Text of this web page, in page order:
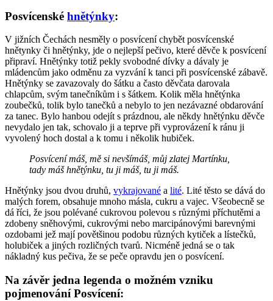
Posvícenské hnětýnky:
V jižních Čechách nesměly o posvícení chybět posvícenské
hnětynky či hnětýnky, jde o nejlepší pečivo, které děvče k posvícení
připraví. Hnětýnky totiž pekly svobodné dívky a dávaly je
mládencům jako odměnu za vyzvání k tanci při posvícenské zábavě.
Hnětýnky se zavazovaly do šátku a často děvčata darovala
chlapcům, svým tanečníkům i s šátkem. Kolik měla hnětýnka
zoubečků, tolik bylo tanečků a nebylo to jen nezávazné obdarování
za tanec. Bylo hanbou odejít s prázdnou, ale někdy hnětýnku děvče
nevydalo jen tak, schovalo ji a teprve při vyprovázení k ránu ji
vyvolený hoch dostal a k tomu i několik hubiček.
Posvícení máš, mě si nevšímáš, můj zlatej Martínku,
tady máš hnětýnku, tu ji máš, tu ji máš.
Hnětýnky jsou dvou druhů, vykrajované a lité. Lité těsto se dává do
malých forem, obsahuje mnoho másla, cukru a vajec. Všeobecně se
dá říci, že jsou polévané cukrovou polevou s různými příchutěmi a
zdobeny sněhovými, cukrovými nebo marcipánovými barevnými
ozdobami jež mají povětšinou podobu různých kytiček a lístečků,
holubiček a jiných rozličných tvarů. Nicméně jedná se o tak
nákladný kus pečiva, že se peče opravdu jen o posvícení.
Na závěr jedna legenda o možném vzniku
pojmenování Posvícení: